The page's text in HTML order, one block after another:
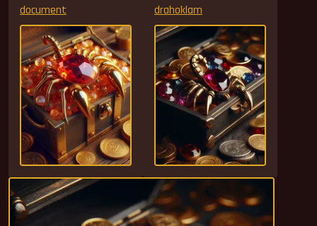
document drahoklam